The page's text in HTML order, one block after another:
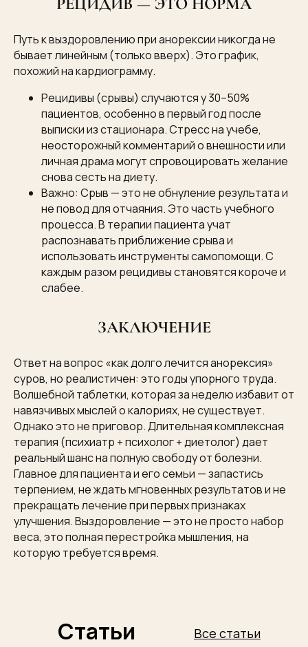
Путь к выздоровлению при анорексии никогда не
бывает линейным (только вверх). Это график,
похожий на кардиограмму.
Рецидивы (срывы) случаются у 30–50%
пациентов, особенно в первый год после
выписки из стационара. Стресс на учебе,
неосторожный комментарий о внешности или
личная драма могут спровоцировать желание
снова сесть на диету.
Важно: Срыв — это не обнуление результата и
не повод для отчаяния. Это часть учебного
процесса. В терапии пациента учат
распознавать приближение срыва и
использовать инструменты самопомощи. С
каждым разом рецидивы становятся короче и
слабее.
ЗАКЛЮЧЕНИЕ
Ответ на вопрос «как долго лечится анорексия»
суров, но реалистичен: это годы упорного труда.
Волшебной таблетки, которая за неделю избавит от
навязчивых мыслей о калориях, не существует.
Однако это не приговор. Длительная комплексная
терапия (психиатр + психолог + диетолог) дает
реальный шанс на полную свободу от болезни.
Главное для пациента и его семьи — запастись
терпением, не ждать мгновенных результатов и не
прекращать лечение при первых признаках
улучшения. Выздоровление — это не просто набор
веса, это полная перестройка мышления, на
которую требуется время.
Статьи Все статьи